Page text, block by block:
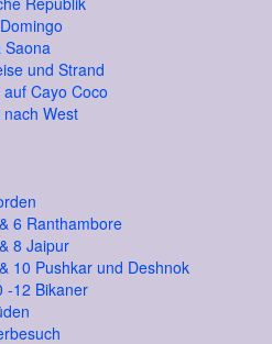
Saona
und Strand
auf Cayo Coco
nach West
6 Ranthambore
8 Jaipur
10 Pushkar und Deshnok
-12 Bikaner